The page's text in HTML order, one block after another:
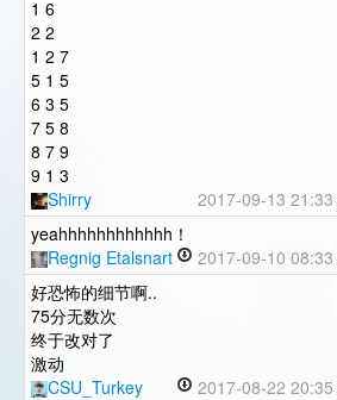
1 6
2 2
1 2 7
5 1 5
6 3 5
7 5 8
8 7 9
9 1 3
Shirry
2017-09-13 21:33
yeahhhhhhhhhhhh！
Regnig Etalsnart
2017-09-10 08:33
好恐怖的细节啊..
75分无数次
终于改对了
激动
CSU_Turkey
2017-08-22 20:35